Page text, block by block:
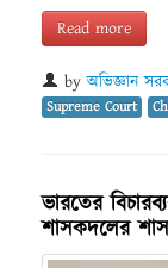
Read more
byঅভিজ্ঞান
Supreme Court
ভারতের
শাসকদলের